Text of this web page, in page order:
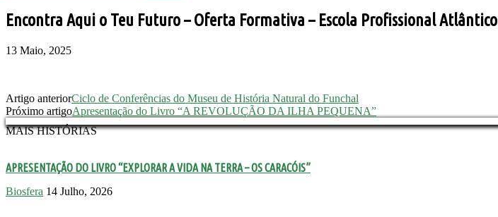
Encontra Aqui o Teu Futuro – Oferta Formativa – Escola Profissional Atlântico
13 Maio, 2025
Artigo anteriorCiclo de Conferências do Museu de História Natural do Funchal
Próximo artigoApresentação do Livro “A REVOLUÇÃO DA ILHA PEQUENA”
MAIS HISTÓRIAS
APRESENTAÇÃO DO LIVRO “EXPLORAR A VIDA NA TERRA – OS CARACÓIS”
Biosfera 14 Julho, 2026